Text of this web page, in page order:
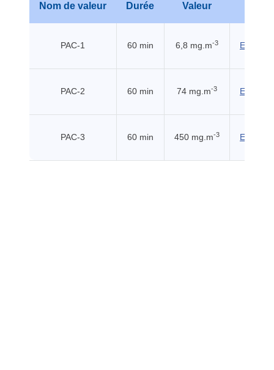
Nom de valeur Durée Valeur
PAC-1 60 min 6,8 mg.m-3 EHSS
PAC-2 60 min 74 mg.m-3 EHSS
PAC-3 60 min 450 mg.m-3 EHSS